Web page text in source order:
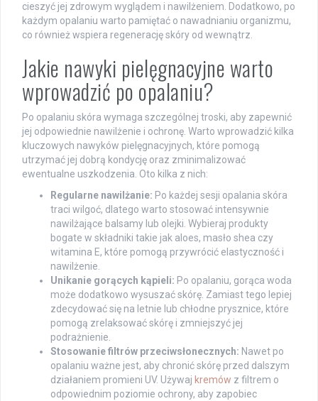
cieszyć jej zdrowym wyglądem i nawilżeniem. Dodatkowo, po
każdym opalaniu warto pamiętać o nawadnianiu organizmu,
co również wspiera regenerację skóry od wewnątrz.
Jakie nawyki pielęgnacyjne warto
wprowadzić po opalaniu?
Po opalaniu skóra wymaga szczególnej troski, aby zapewnić
jej odpowiednie nawilżenie i ochronę. Warto wprowadzić kilka
kluczowych nawyków pielęgnacyjnych, które pomogą
utrzymać jej dobrą kondycję oraz zminimalizować
ewentualne uszkodzenia. Oto kilka z nich:
Regularne nawilżanie: Po każdej sesji opalania skóra
traci wilgoć, dlatego warto stosować intensywnie
nawilżające balsamy lub olejki. Wybieraj produkty
bogate w składniki takie jak aloes, masło shea czy
witamina E, które pomogą przywrócić elastyczność i
nawilżenie.
Unikanie gorących kąpieli: Po opalaniu, gorąca woda
może dodatkowo wysuszać skórę. Zamiast tego lepiej
zdecydować się na letnie lub chłodne prysznice, które
pomogą zrelaksować skórę i zmniejszyć jej
podrażnienie.
Stosowanie filtrów przeciwsłonecznych: Nawet po
opalaniu ważne jest, aby chronić skórę przed dalszym
działaniem promieni UV. Używaj kremów z filtrem o
odpowiednim poziomie ochrony, aby zapobiec